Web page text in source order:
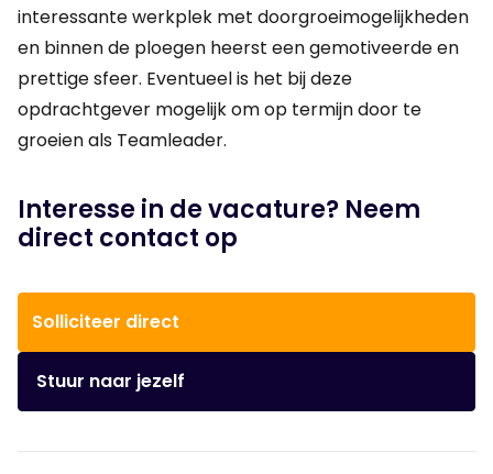
interessante werkplek met doorgroeimogelijkheden
en binnen de ploegen heerst een gemotiveerde en
prettige sfeer. Eventueel is het bij deze
opdrachtgever mogelijk om op termijn door te
groeien als Teamleader.
Interesse in de vacature? Neem
direct contact op
Solliciteer direct
Stuur naar jezelf